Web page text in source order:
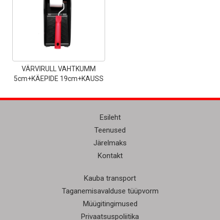
VÄRVIRULL VAHTKUMM
5cm+KÄEPIDE 19cm+KAUSS
Esileht
Teenused
Järelmaks
Kontakt
Kauba transport
Taganemisavalduse tüüpvorm
Müügitingimused
Privaatsuspoliitika